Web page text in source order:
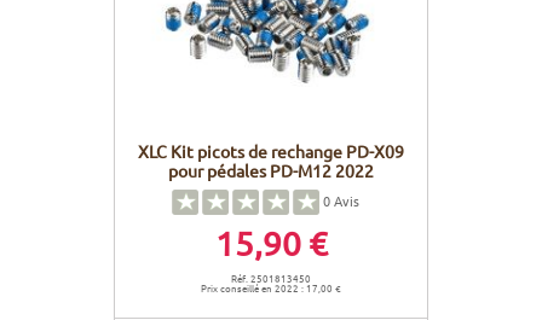
XLC Kit picots de rechange PD-X09
pour pédales PD-M12 2022
0Avis
15,90 €
Réf. 2501813450
Prix conseillé en 2022 : 17,00 €